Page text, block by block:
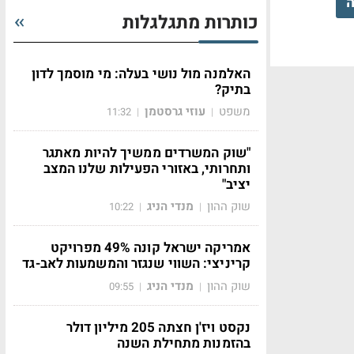
כותרות מתגלגלות
האלמנה מול נושי בעלה: מי מוסמך לדון
בתיק?
משפט | עוזי גרסטמן |
11:32
"שוק המשרדים ממשיך להיות מאתגר
ותחרותי, באזורי הפעילות שלנו המצב
יציב"
שוק ההון | מנדי הניג |
10:22
אמריקה ישראל קונה 49% מפרויקט
קריניצי: השווי שנגזר והמשמעות לאב-גד
שוק ההון | מנדי הניג |
09:55
נקסט ויז'ן חצתה 205 מיליון דולר
בהזמנות מתחילת השנה